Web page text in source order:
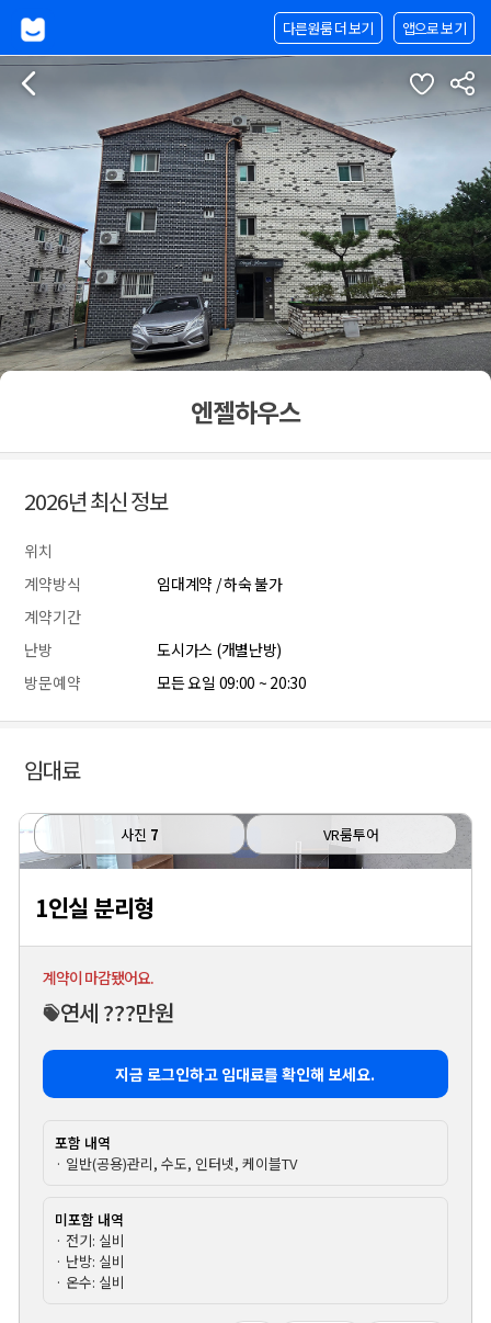
앱으로 보기
다른원룸 더 보기
엔젤하우스
2026년 최신 정보
위치
계약방식
임대계약 / 하숙 불가
계약기간
난방
도시가스 (개별난방)
방문예약
모든 요일 09:00 ~ 20:30
임대료
사진 7 VR룸투어
1인실 분리형
계약이 마감됐어요.
연세 ???만원
지금 로그인하고 임대료를 확인해 보세요.
포함 내역
· 일반(공용)관리, 수도, 인터넷, 케이블TV
미포함 내역
· 전기: 실비
· 난방: 실비
· 온수: 실비